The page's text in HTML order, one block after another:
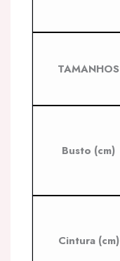
TAMANHOS
Busto (cm)
Cintura (cm)